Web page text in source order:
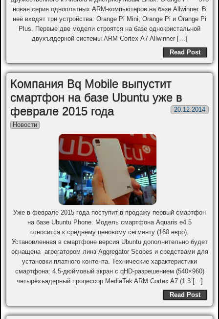
новая серия одноплатных ARM-компьютеров на базе Allwinner. В
неё входят три устройства: Orange Pi Mini, Orange Pi и Orange Pi
Plus. Первые две модели строятся на базе однокристальной
двухъядерной системы ARM Cortex-A7 Allwinner […]
Read Post
Компания Bq Mobile выпустит
смартфон на базе Ubuntu уже в
феврале 2015 года
20.12.2014
Новости
Уже в феврале 2015 года поступит в продажу первый смартфон
на базе Ubuntu Phone. Модель смартфона Aquaris e4.5
относится к среднему ценовому сегменту (160 евро).
Установленная в смартфоне версия Ubuntu дополнительно будет
оснащена агрегатором линз Aggregator Scopes и средствами для
установки платного контента. Технические характеристики
смартфона: 4.5-дюймовый экран с qHD-разрешением (540×960)
четырёхъядерный процессор MediaTek ARM Cortex A7 (1.3 […]
Read Post